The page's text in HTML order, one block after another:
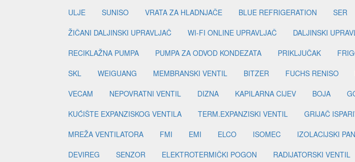
ULJE
SUNISO VRATA ZA HLADNJAČE BLUE REFRIGERATION SER
ŽIČANI DALJINSKI UPRAVLJAČ
WI-FI ONLINE UPRAVLJAČ DALJINSKI
RECIKLAŽNA PUMPA
PUMPA ZA ODVOD KONDEZATA PRIKLJUČAK
SKL
WEIGUANG MEMBRANSKI VENTIL BITZER FUCHS RENISO
VECAM
NEPOVRATNI VENTIL DIZNA KAPILARNA CIJEV BOJA
KUĆIŠTE EXPANZISKOG VENTILA
TERM.EXPANZISKI VENTIL GRIJAČ
MREŽA VENTILATORA
FMI EMI ELCO ISOMEC IZOLACIJSKI
DEVIREG
SENZOR ELEKTROTERMIČKI POGON RADIJATORSKI VENTIL